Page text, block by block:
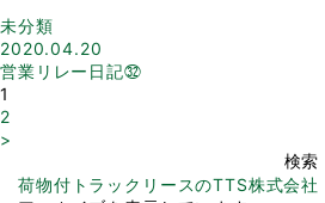
未分類
2020.04.20
営業リレー日記㉜
1
2
>
索:
荷物付トラックリースのTTS株式会社